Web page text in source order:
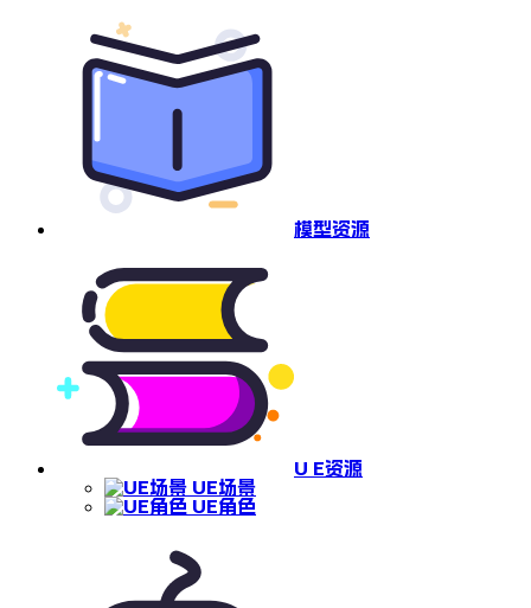
模型资源
U E资源
UE场景
UE角色